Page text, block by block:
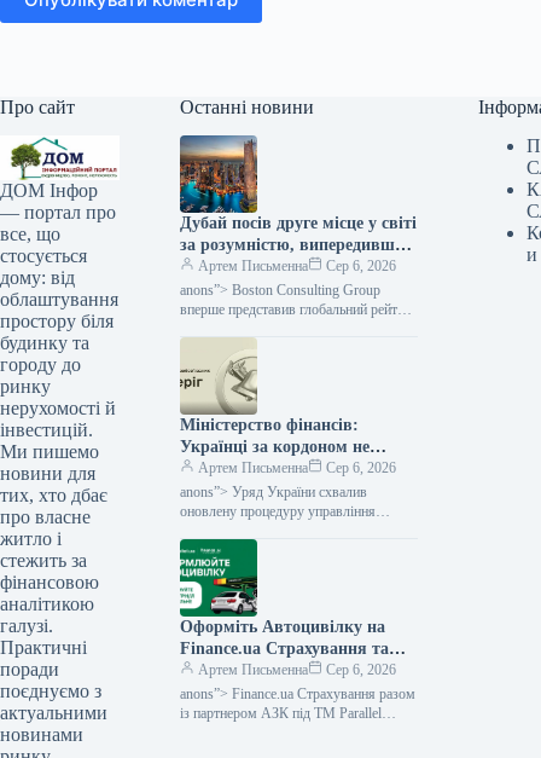
Про сайт
ДОМ Інфор
— портал про
все, що
стосується
дому: від
облаштування
простору біля
будинку та
городу до
ринку
нерухомості й
інвестицій.
Ми пишемо
новини для
тих, хто дбає
про власне
житло і
стежить за
фінансовою
аналітикою
галузі.
Практичні
поради
поєднуємо з
актуальними
новинами
Останні новини
Дубай посів друге місце у світі
за розумністю, випередивши
Нью-Йорк.
Артем Письменна
Сер 6, 2026
anons”> Boston Consulting Group
вперше представив глобальний рейтинг
проаналізували 61 мегаполіс,
Міністерство фінансів:
Українці за кордоном не
отримають консульських
послуг без військово-
облікових документів.
Артем Письменна
Сер 6, 2026
anons”> Уряд України схвалив
оновлену процедуру управління
призовників, осіб, які перебувають на
військовому обліку, та військових
резервістів.
Оформіть Автоцивілку на
Finance.ua Страхування та
одержуйте знижку на пальне
від АЗС під брендом Parallel
— Мінфін
Артем Письменна
Сер 6, 2026
anons”> Finance.ua Страхування разом
із партнером АЗК під ТМ Parallel
и